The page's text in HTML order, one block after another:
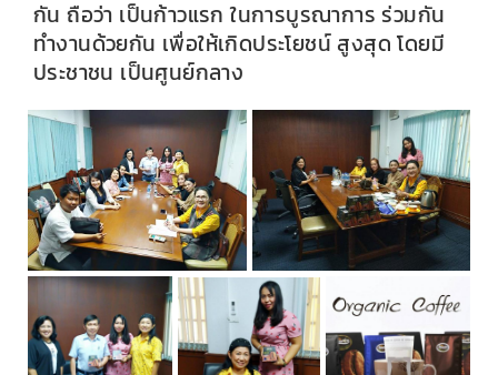
กัน ถือว่า เป็นก้าวแรก ในการบูรณาการ ร่วมกัน
ทำงานด้วยกัน เพื่อให้เกิดประโยชน์ สูงสุด โดยมี
ประชาชน เป็นศูนย์กลาง